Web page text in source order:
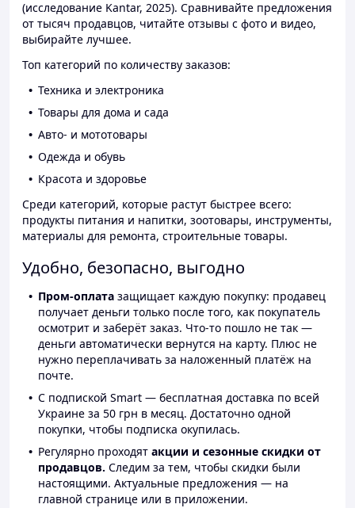
(исследование Kantar, 2025). Сравнивайте предложения
от тысяч продавцов, читайте отзывы с фото и видео,
выбирайте лучшее.
Топ категорий по количеству заказов:
Техника и электроника
Товары для дома и сада
Авто- и мототовары
Одежда и обувь
Красота и здоровье
Среди категорий, которые растут быстрее всего:
продукты питания и напитки, зоотовары, инструменты,
материалы для ремонта, строительные товары.
Удобно, безопасно, выгодно
Пром-оплата защищает каждую покупку: продавец
получает деньги только после того, как покупатель
осмотрит и заберёт заказ. Что-то пошло не так —
деньги автоматически вернутся на карту. Плюс не
нужно переплачивать за наложенный платёж на
почте.
С подпиской Smart — бесплатная доставка по всей
Украине за 50 грн в месяц. Достаточно одной
покупки, чтобы подписка окупилась.
Регулярно проходят акции и сезонные скидки от
продавцов. Следим за тем, чтобы скидки были
настоящими. Актуальные предложения — на
главной странице или в приложении.